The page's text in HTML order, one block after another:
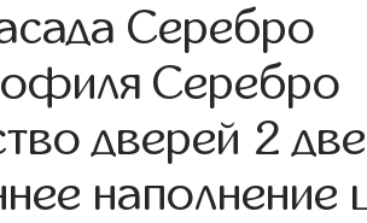
Серебро
Серебро
дверей 2